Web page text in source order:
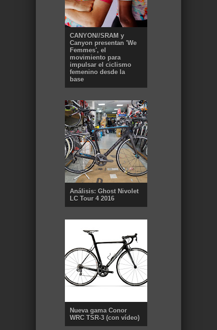
CANYON//SRAM y
Canyon presentan 'We
Femmes', el
movimiento para
impulsar el ciclismo
femenino desde la
base
Análisis: Ghost Nivolet
LC Tour 4 2016
Nueva gama Conor
WRC TSR-3 (con vídeo)